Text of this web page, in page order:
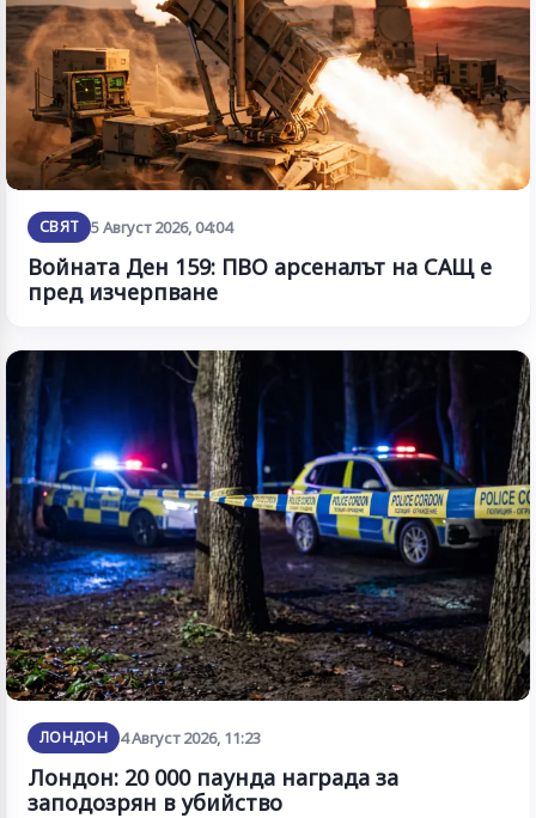
СВЯТ 5 Август 2026, 04:04
Войната Ден 159: ПВО арсеналът на САЩ е
пред изчерпване
ЛОНДОН 4 Август 2026, 11:23
Лондон: 20 000 паунда награда за
заподозрян в убийство